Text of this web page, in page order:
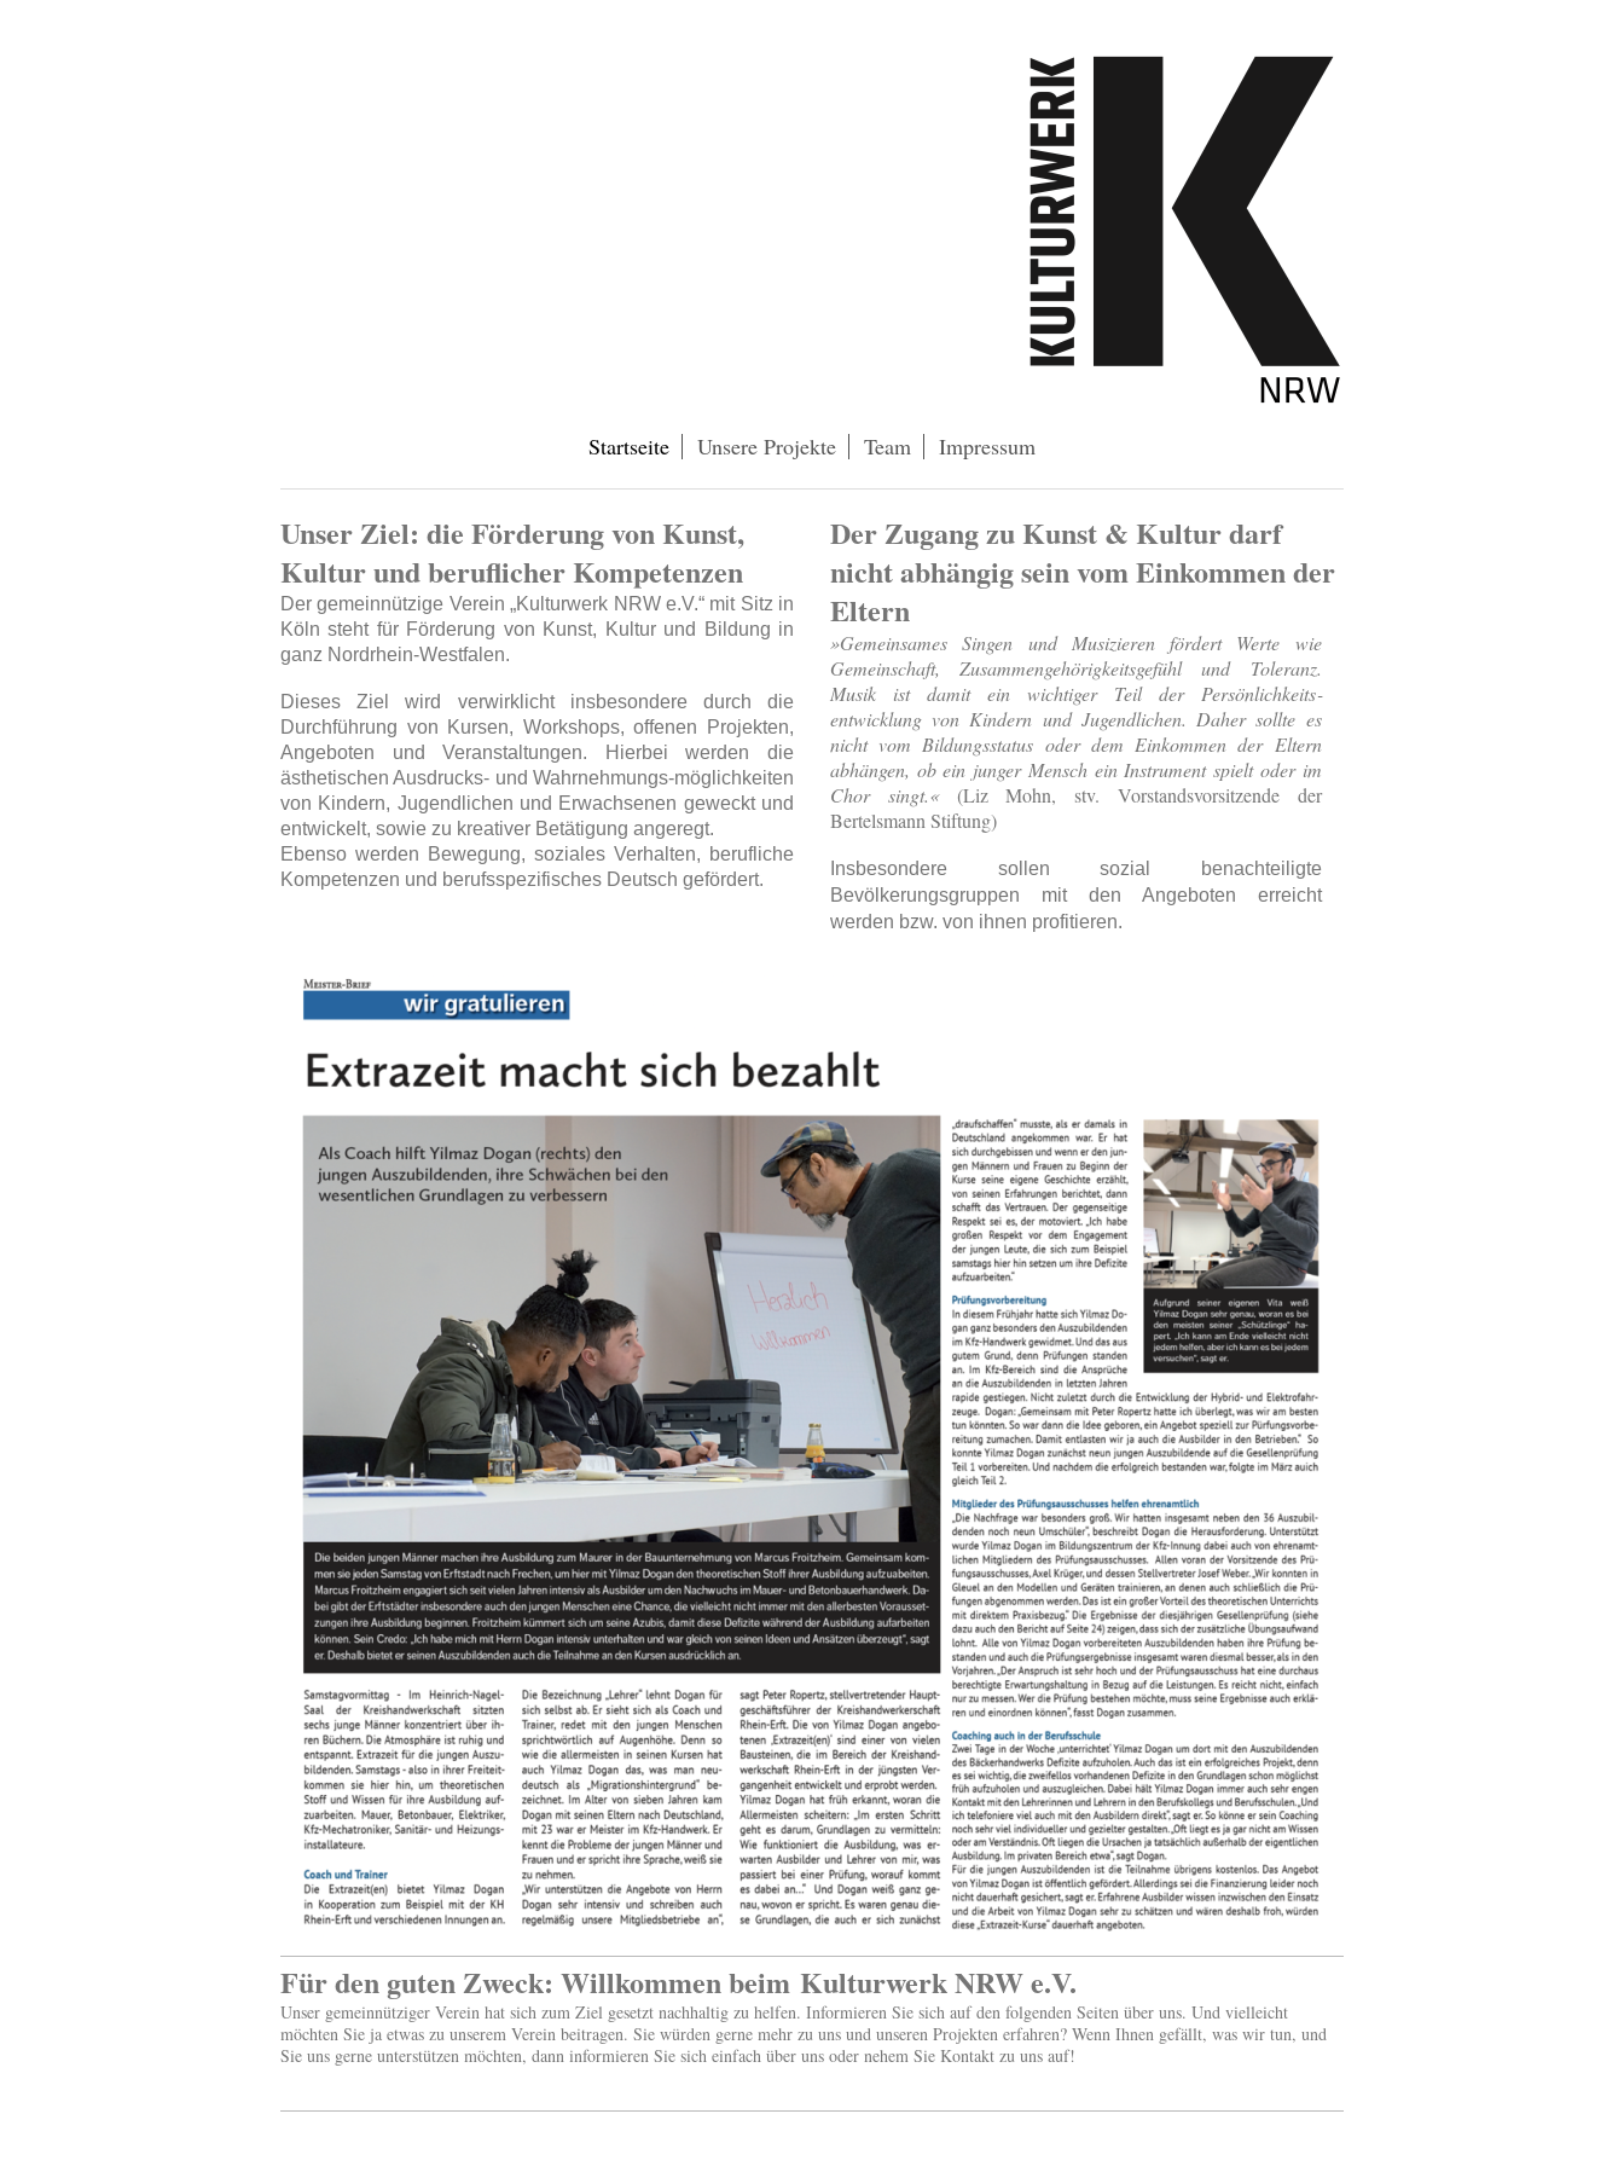
Startseite Unsere Projekte Team Impressum
Unser Ziel: die Förderung von Kunst,
Kultur und beruflicher Kompetenzen
Der gemeinnützige Verein „Kulturwerk NRW e.V.“ mit Sitz in
Köln steht fürFörderung von Kunst, Kultur und Bildung in
ganz Nordrhein-Westfalen.
Dieses Ziel wird verwirklicht insbesondere durch die
Durchführung von Kursen, Workshops, offenen Projekten,
Angeboten und Veranstaltungen.
Hierbei werden die
ästhetischen Ausdrucks- und Wahrnehmungs-möglichkeiten
von Kindern, Jugendlichen und Erwachsenen geweckt und
entwickelt, sowie zu kreativer Betätigung angeregt.
Ebenso werden Bewegung, soziales Verhalten, berufliche
Kompetenzen und berufsspezifisches Deutsch gefördert.
Der Zugang zu Kunst & Kultur darf
nicht abhängig sein vom Einkommen der
Eltern
»Gemeinsames Singen und Musizieren fördert Werte wie
Gemeinschaft, Zusam­men­gehörigkeitsgefühl und Toleranz.
Musik ist damit ein wichtiger Teil der Persönlich­keits­
entwicklung von Kindern und Jugendlichen. Daher sollte es
nicht vom Bildungs­status oder dem Einkommen der Eltern
abhängen, ob ein junger Mensch ein Instrument spielt oder im
Chor singt.«
(Liz Mohn, stv. Vorstandsvorsitzende der
Bertelsmann Stiftung)
Insbesondere sollen sozial benachteiligte
Bevölkerungsgruppen mit den Angeboten erreicht
werden bzw. von ihnen profitieren.
Für den guten Zweck: Willkommen beim Kulturwerk NRW e.V.
Unser gemeinnütziger Verein hat sich zum Ziel gesetzt nachhaltig zu helfen. Informieren Sie sich auf den folgenden Seiten über uns. Und vielleicht
möchten Sie ja etwas zu unserem Verein beitragen. Sie würden gerne mehr zu uns und unseren Projekten erfahren? Wenn Ihnen gefällt, was wir tun, und
Sie uns gerne unterstützen möchten, dann informieren Sie sich einfach über uns oder nehem Sie Kontakt zu uns auf!